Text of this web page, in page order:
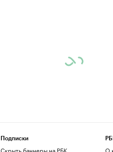
Подписки
Скрыть баннеры на РБК
О